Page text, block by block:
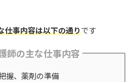
仕事内容は以下の通りです
師の主な仕事内容
握、薬剤の準備